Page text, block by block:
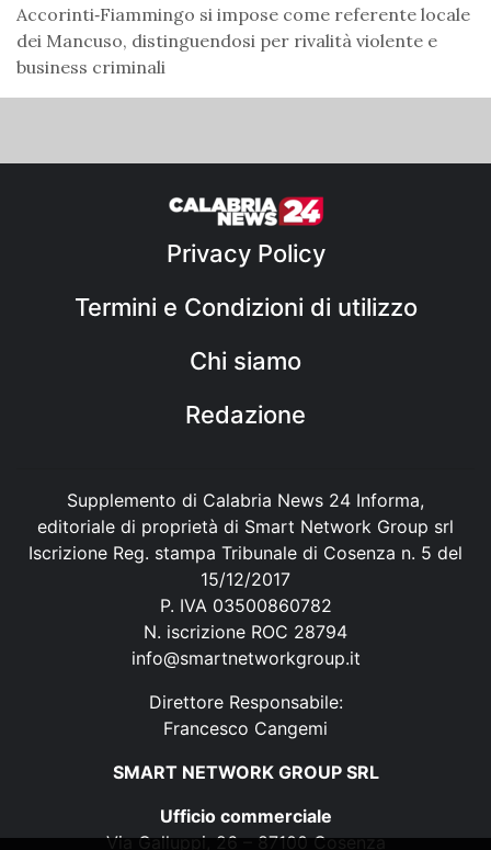
Accorinti‑Fiammingo si impose come referente locale
dei Mancuso, distinguendosi per rivalità violente e
business criminali
Privacy Policy
Termini e Condizioni di utilizzo
Chi siamo
Redazione
Supplemento di Calabria News 24 Informa,
editoriale di proprietà di Smart Network Group srl
Iscrizione Reg. stampa Tribunale di Cosenza n. 5 del
15/12/2017
P. IVA 03500860782
N. iscrizione ROC 28794
info@smartnetworkgroup.it
Direttore Responsabile:
Francesco Cangemi
SMART NETWORK GROUP SRL
Ufficio commerciale
Via Galluppi, 26 – 87100 Cosenza